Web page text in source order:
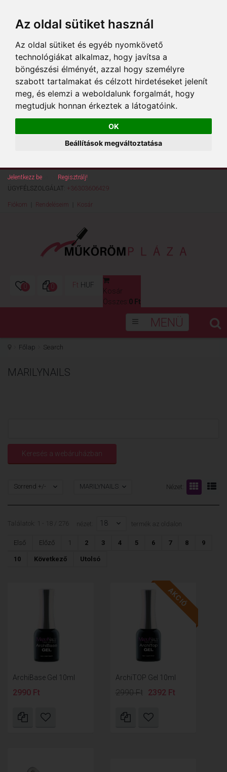
Az oldal sütiket használ
Az oldal sütiket és egyéb nyomkövető
technológiákat alkalmaz, hogy javítsa a
böngészési élményét, azzal hogy személyre
szabott tartalmakat és célzott hirdetéseket jelenít
meg, és elemzi a weboldalunk forgalmát, hogy
megtudjuk honnan érkeztek a látogatóink.
OK
Beállítások megváltoztatása
Jelentkezz be
Regisztrálj!
ÜGYFÉLSZOLGÁLAT: +36303606429
Fiókom Rendeléseim Kosár
0 0 Ft HUF
Kosár
Összes: 0 Ft
MENÜ
Főlap Search
MARILYNAILS
Nézet:
Sorrend +/- MARILYNAILS
Találatok: 1 - 18 / 276 nézet: 18 termék az oldalon
Első Előző 1 2 3 4 5 6 7 8 9
10 Következő Utolsó
ArchiBase Gel 10ml
2990 Ft
AKCIÓ
ArchiTOP Gel 10ml
2990 Ft 2392 Ft